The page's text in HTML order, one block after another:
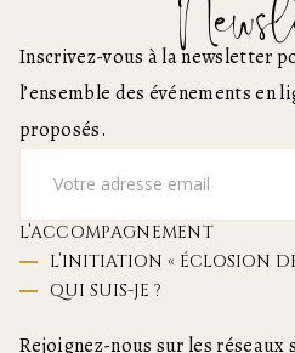
Inscrivez-vous à la newsletter
l’ensemble des événements en
proposés.
L’ACCOMPAGNEMENT
L’INITIATION « ÉCLOSION
QUI SUIS-JE ?
Rejoignez-nous sur les réseaux